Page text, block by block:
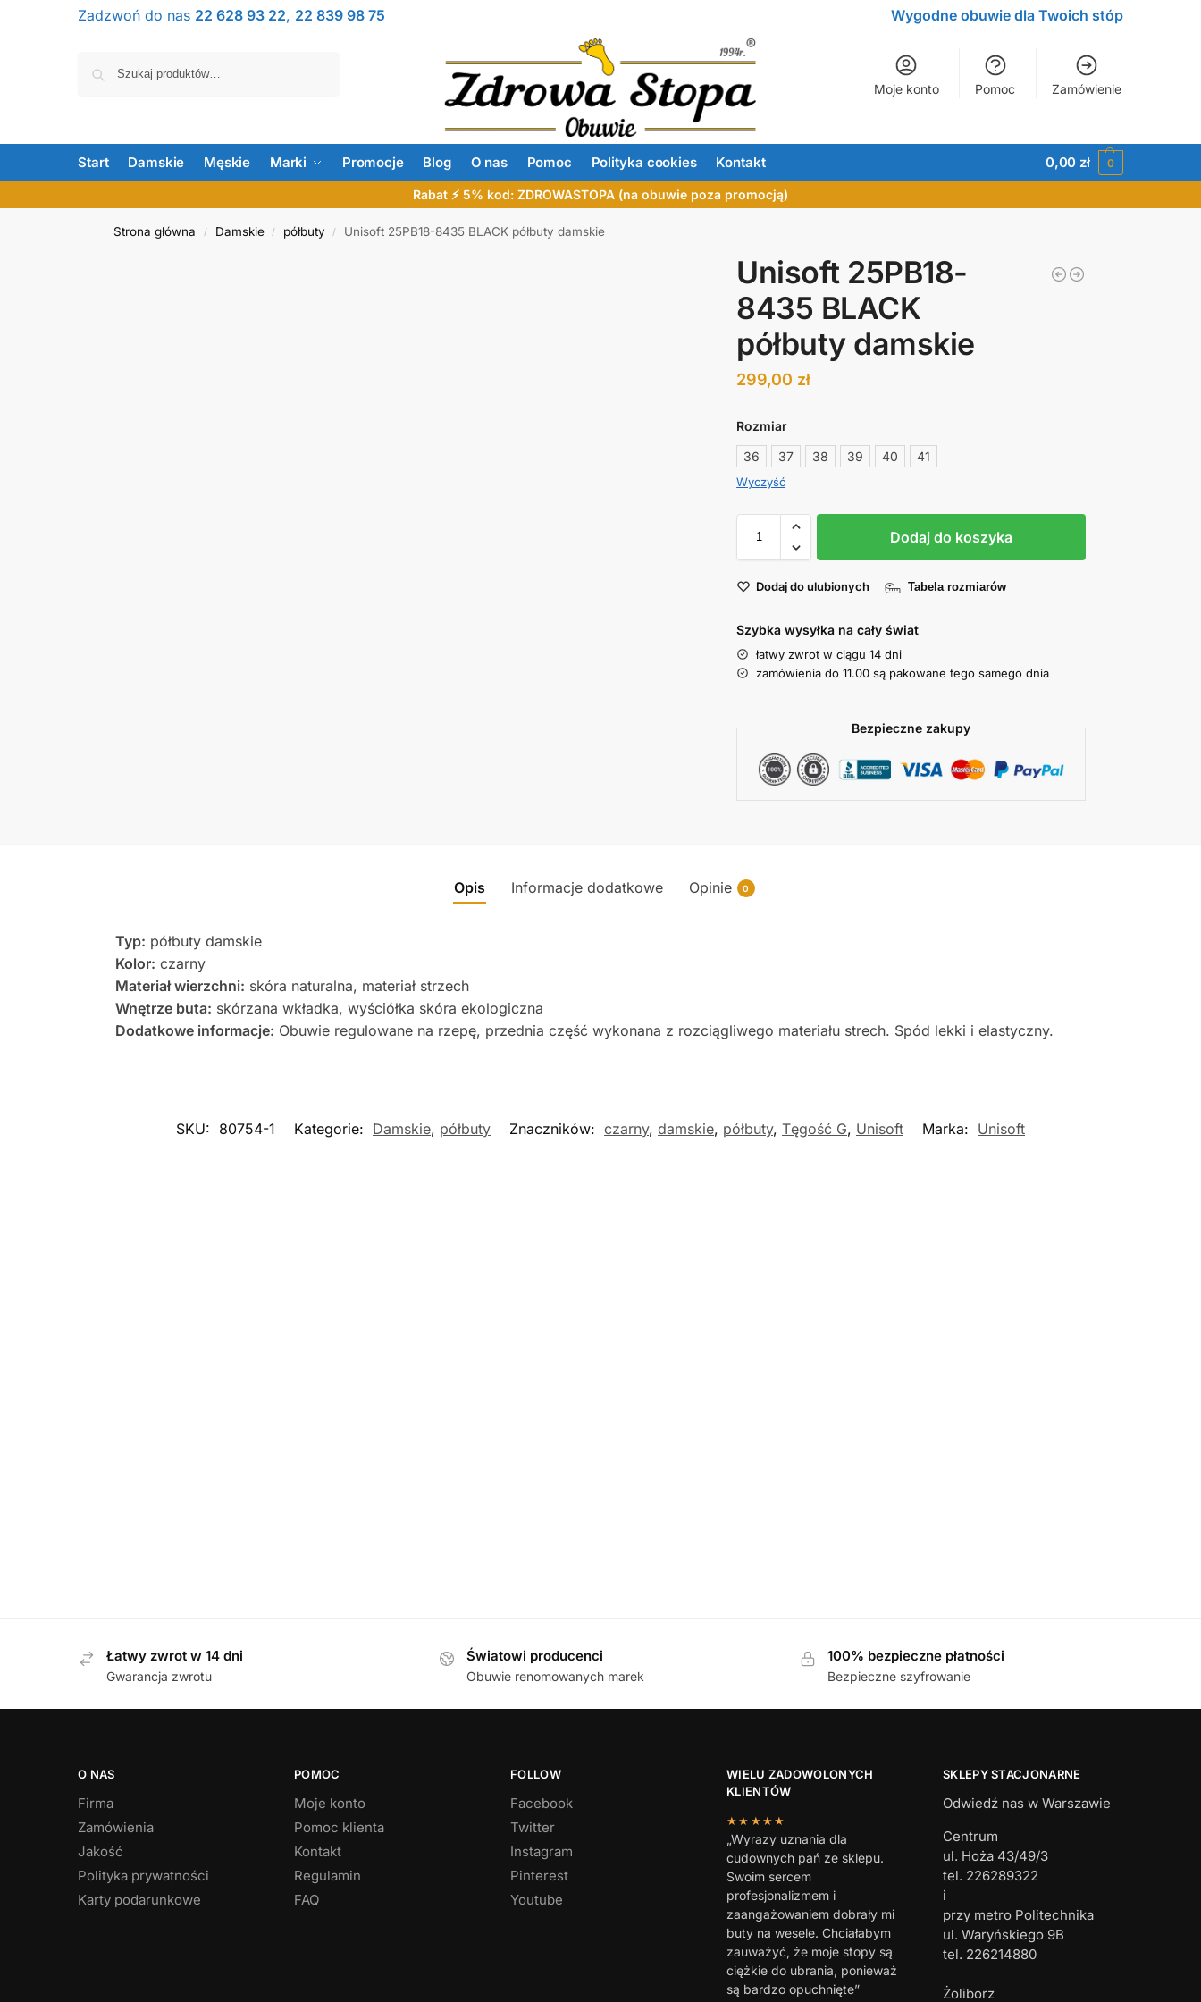
Zadzwoń do nas 22 628 93 22, 22 839 98 75 Wygodne obuwie dla Twoich stóp
Moje konto Pomoc Zamówienie
Start Damskie Męskie Marki Promocje Blog O nas Pomoc Polityka cookies Kontakt 0,00zł 0
Rabat ⚡ 5% kod: ZDROWASTOPA (na obuwie poza promocją)
Strona główna / Damskie / półbuty / Unisoft 25PB18-8435 BLACK półbuty damskie
Unisoft 25PB18-
8435 BLACK
półbuty damskie
299,00 zł
Rozmiar
36
37 38 39 40 41
Wyczyść
Dodaj do koszyka
Dodaj do ulubionych Tabela rozmiarów
Szybka wysyłka na cały świat
łatwy zwrot w ciągu 14 dni
zamówienia do 11.00 są pakowane tego samego dnia
Bezpieczne zakupy
Opis Informacje dodatkowe Opinie 0
Typ: półbuty damskie
Kolor: czarny
Materiał wierzchni: skóra naturalna, materiał strzech
Wnętrze buta: skórzana wkładka, wyściółka skóra ekologiczna
Dodatkowe informacje: Obuwie regulowane na rzepę, przednia część wykonana z rozciągliwego materiału strech. Spód lekki i elastyczny.
SKU: 80754-1 Kategorie: Damskie, półbuty Znaczników: czarny, damskie, półbuty, Tęgość G, Unisoft Marka: Unisoft
Łatwy zwrot w 14 dni
Gwarancja zwrotu
Światowi producenci
Obuwie renomowanych marek
100% bezpieczne płatności
Bezpieczne szyfrowanie
O NAS
Firma
Zamówienia
Jakość
Polityka prywatności
Karty podarunkowe
POMOC
Moje konto
Pomoc klienta
Kontakt
Regulamin
FAQ
FOLLOW
Facebook
Twitter
Instagram
Pinterest
Youtube
WIELU ZADOWOLONYCH
KLIENTÓW
★★★★★
„Wyrazy uznania dla
cudownych pań ze sklepu.
Swoim sercem
profesjonalizmem i
zaangażowaniem dobrały mi
buty na wesele. Chciałabym
zauważyć, że moje stopy są
ciężkie do ubrania, ponieważ
są bardzo opuchnięte”
SKLEPY STACJONARNE
Odwiedź nas w Warszawie
Centrum
ul. Hoża 43/49/3
tel. 226289322
i
przy metro Politechnika
ul. Waryńskiego 9B
tel. 226214880
Żoliborz